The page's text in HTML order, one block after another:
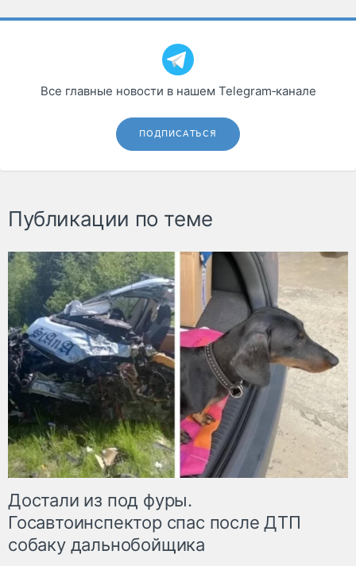
Все главные новости в нашем Telegram‑канале
ПОДПИСАТЬСЯ
Публикации по теме
Достали из под фуры.
Госавтоинспектор спас после ДТП
собаку дальнобойщика